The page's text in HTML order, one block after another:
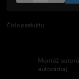
Číslo produktu:
Montáž
autorádia)